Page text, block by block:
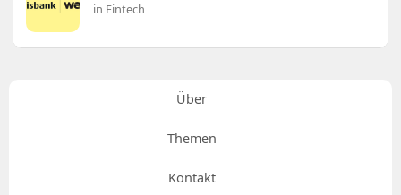
in Fintech
Über
Themen
Kontakt